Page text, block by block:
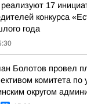
реализуют 17
конкурса
года
Болотов провел
комитета по
округом